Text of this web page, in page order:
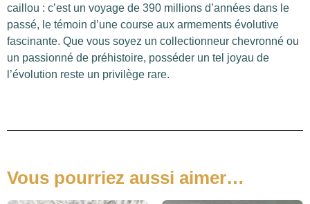
caillou : c’est un voyage de 390 millions d’années dans le
passé, le témoin d’une course aux armements évolutive
fascinante. Que vous soyez un collectionneur chevronné ou
un passionné de préhistoire, posséder un tel joyau de
l’évolution reste un privilège rare.
Vous pourriez aussi aimer…